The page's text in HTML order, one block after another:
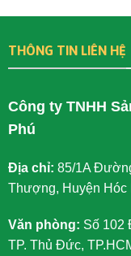
THÔNG TIN LIÊN HỆ
Công ty TNHH
Phú
Địa chỉ: 85/1A
Thượng, Huyện Hóc
Văn phòng: Số 102
TP. Thủ Đức,